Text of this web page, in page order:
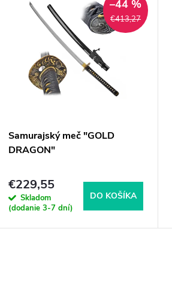
€413,27
–44 %
Samurajský meč "GOLD
DRAGON"
€229,55
Skladom
(dodanie 3-7 dní)
DO KOŠÍKA